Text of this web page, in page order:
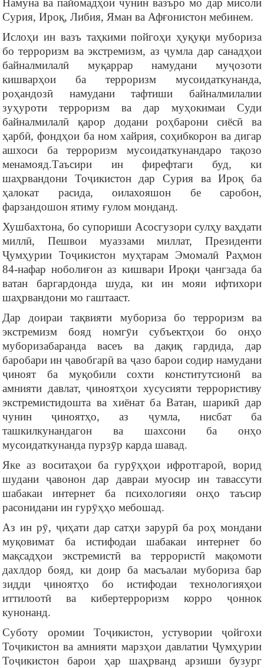
Намуна ва пайомадҳои чунин вазъро мо дар мисоли
Сурия, Ироқ, Либия, Яман ва Афғонистон мебинем.
Ислоҳи ин вазъ таҳкими пойгоҳи ҳуқуқи мубориза
бо терроризм ва экстремизм, аз ҷумла дар санадҳои
байналмилалӣ муқаррар намудани муҷозоти
кишварҳои ба терроризм мусоидаткунанда,
роҳандозӣ намудани тафтиши байналмилалии
зуҳуроти терроризм ва дар муҳокимаи Суди
байналмилалӣ қарор додани роҳбарони сиёсӣ ва
ҳарбӣ, фондҳои ба ном хайрия, соҳибкорон ва дигар
ашхоси ба терроризм мусоидаткунандаро тақозо
менамояд.Таъсири ин фирефтаги буд, ки
шаҳрвандони Тоҷикистон дар Сурия ва Ироқ ба
ҳалокат расида, оилахояшон бе саробон,
фарзандошон ятиму ғулом монданд.
Хушбахтона, бо супориши Асосгузори сулҳу ваҳдати
миллӣ, Пешвои муаззами миллат, Президенти
Ҷумҳурии Тоҷикистон муҳтарам Эмомалӣ Раҳмон
84-нафар ноболиғон аз кишвари Ироқи ҷангзада ба
ватан баргардонда шуда, ки ин мояи ифтихори
шаҳрвандони мо гаштааст.
Дар доираи тақвияти мубориза бо терроризм ва
экстремизм бояд номгӯи субъектҳои бо онҳо
муборизабаранда васеъ ва дақиқ гардида, дар
баробари ин ҷавобгарӣ ва ҷазо барои содир намудани
ҷиноят ба муқобили сохти конститутсионӣ ва
амнияти давлат, ҷиноятҳои хусусияти террористиву
экстремистидошта ва хиёнат ба Ватан, шарикӣ дар
чунин ҷиноятҳо, аз ҷумла, нисбат ба
ташкилкунандагон ва шахсони ба онҳо
мусоидаткунанда пурзӯр карда шавад.
Яке аз воситаҳои ба гурӯҳҳои ифротгароӣ, ворид
шудани ҷавонон дар давраи муосир ин тавассути
шабакаи интернет ба психологияи онҳо таъсир
расонидани ин гурӯҳҳо мебошад.
Аз ин рӯ, ҷиҳати дар сатҳи зарурӣ ба роҳ мондани
муқовимат ба истифодаи шабакаи интернет бо
мақсадҳои экстремистӣ ва террористӣ мақомоти
дахлдор бояд, ки доир ба масъалаи мубориза бар
зидди ҷиноятҳо бо истифодаи технологияҳои
иттилоотӣ ва кибертерроризм корро ҷоннок
кунонанд.
Суботу оромии Тоҷикистон, устувории ҷойгохи
Тоҷикистон ва амнияти марзҳои давлатии Ҷумҳурии
Тоҷикистон барои ҳар шаҳрванд арзиши бузург